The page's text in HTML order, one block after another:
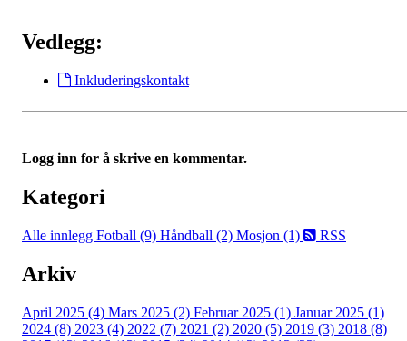
Vedlegg:
Inkluderingskontakt
Logg inn for å skrive en kommentar.
Kategori
Alle innlegg Fotball (9) Håndball (2) Mosjon (1) RSS
Arkiv
April 2025 (4) Mars 2025 (2) Februar 2025 (1) Januar 2025 (1)
2024 (8) 2023 (4) 2022 (7) 2021 (2) 2020 (5) 2019 (3) 2018 (8)